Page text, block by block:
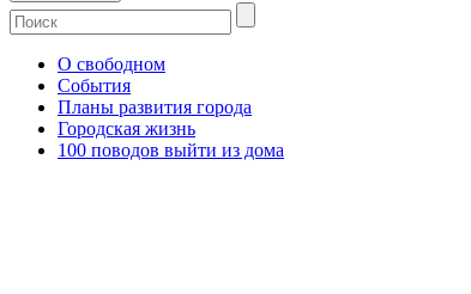
О свободном
События
Планы развития города
Городская жизнь
100 поводов выйти из дома